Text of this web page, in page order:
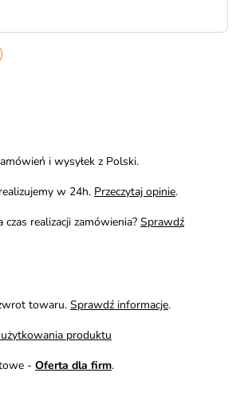
i wysyłek z Polski.
w 24h. Przeczytaj opinie.
realizacji zamówienia? Sprawdź
towaru. Sprawdź informacje.
produktu
- Oferta dla firm.